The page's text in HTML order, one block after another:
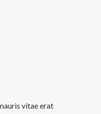
vitae erat